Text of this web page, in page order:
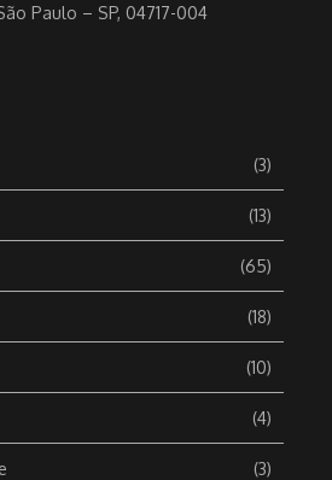
Paulo – SP, 04717-004
(3)
(13)
(65)
(18)
(10)
(4)
(3)